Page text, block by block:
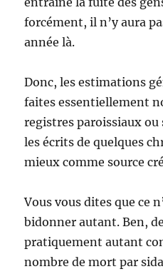
forcément, il n’y aura
année là.
Donc, les estimations
faites essentiellement
registres paroissiaux
les écrits de quelques
mieux comme source
Vous vous dites que ce
bidonner autant. Ben,
pratiquement autant
nombre de mort par